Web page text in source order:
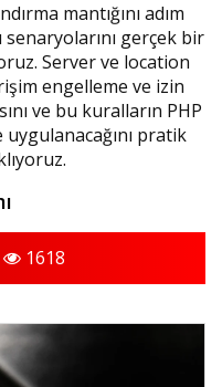
mantığını adım
gerçek bir
Server ve location
engelleme ve izin
ve bu kuralların PHP
pratik
1618